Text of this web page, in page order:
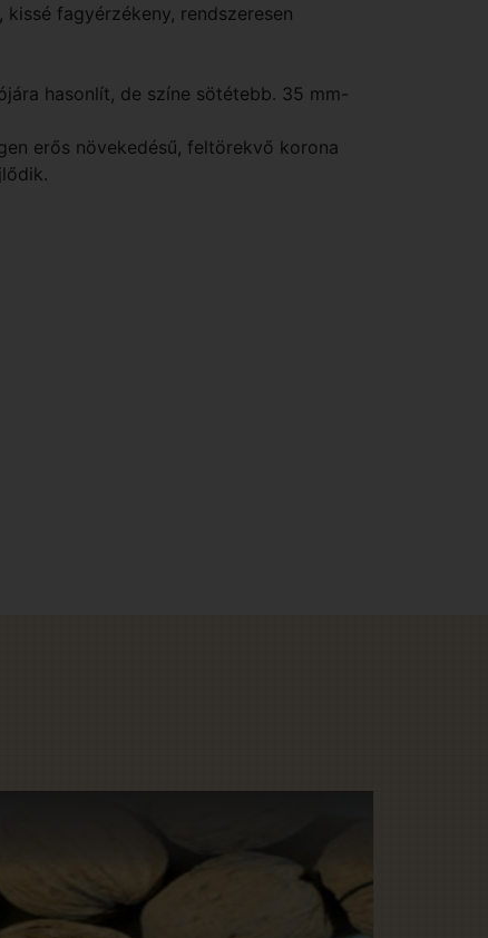
fagyérzékeny, rendszeresen
hasonlít, de színe sötétebb. 35 mm-
erős növekedésű, feltörekvő korona